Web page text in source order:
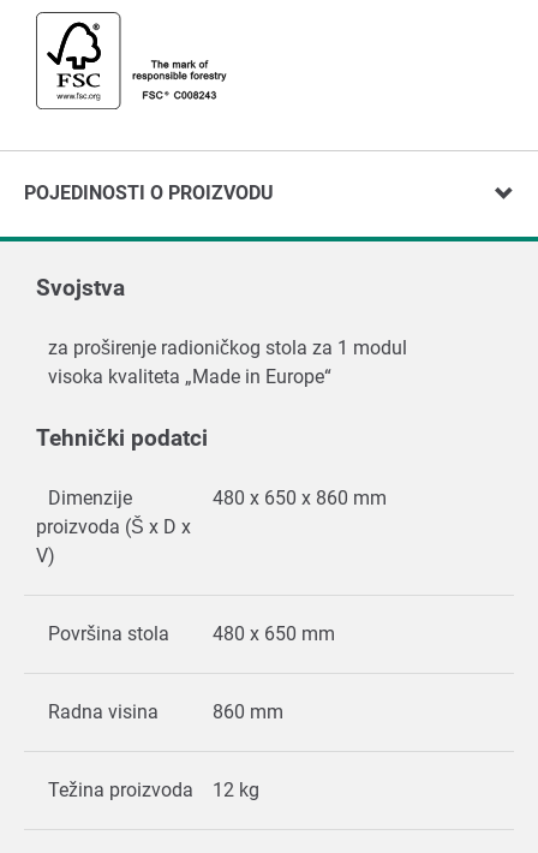
POJEDINOSTI O PROIZVODU
Svojstva
za proširenje radioničkog stola za 1 modul
visoka kvaliteta „Made in Europe“
Tehnički podatci
Dimenzije
proizvoda (Š x D x
V)
480 x 650 x 860 mm
Površina stola 480 x 650 mm
Radna visina 860 mm
Težina proizvoda 12 kg